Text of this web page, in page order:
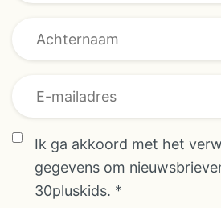
vroeg boeken loont Zin in
kindvriendelijke rondreis
jullie deze familiereis kunnen
stranddagen of stoere
Ik ga akkoord met het
gegevens om
30pluskids. *